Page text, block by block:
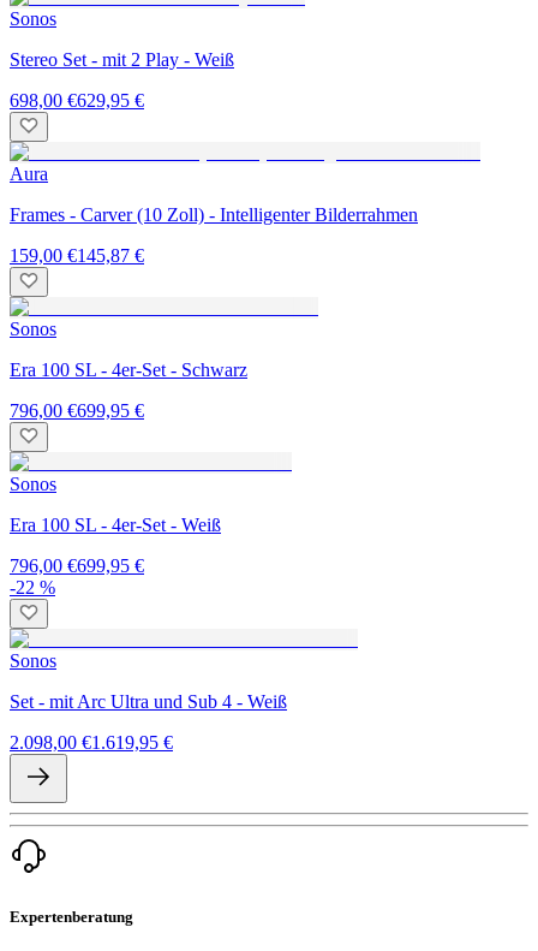
Sonos
Stereo Set - mit 2 Play - Weiß
698,00 €629,95 €
Aura
Frames - Carver (10 Zoll) - Intelligenter Bilderrahmen
159,00 €145,87 €
Sonos
Era 100 SL - 4er-Set - Schwarz
796,00 €699,95 €
Sonos
Era 100 SL - 4er-Set - Weiß
796,00 €699,95 €
-22 %
Sonos
Set - mit Arc Ultra und Sub 4 - Weiß
2.098,00 €1.619,95 €
Expertenberatung